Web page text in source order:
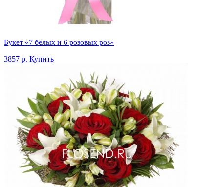
Букет «7 белых и 6 розовых роз»
3857 р. Купить